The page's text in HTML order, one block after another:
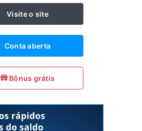
Visite o site
Conta aberta
Bônus grátis